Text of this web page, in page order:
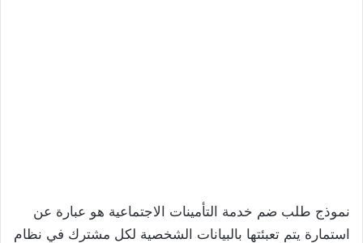
نموذج طلب ضم خدمة التأمينات الاجتماعية هو عبارة عن
استمارة يتم تعبئتها بالبيانات الشخصية لكل مشترك في نظام